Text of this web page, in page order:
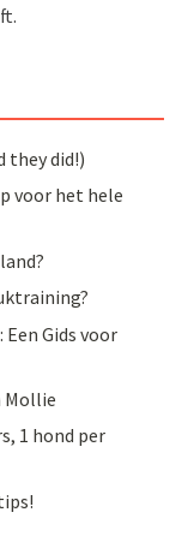
they did!)
voor het hele
Gids voor
Mollie
1 hond per